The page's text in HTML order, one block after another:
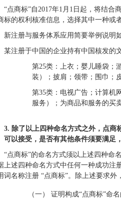
“点商标”自2017年1月1日起，将结
标的权利核准信息，选择其中一种或
新注册与服务体系应用简要举例说明
某注册于中国的企业持有中国核发的
第25类：上衣；婴儿睡袋；
装）；披肩；领带；围巾；
第35类：电视广告；计算机
服务）；为商品和服务的买
3. 除了以上四种命名方式之外，点商
可以接受，是否有其他条件须要满足
“点商标”的命名方式须以上述四种命
上述四种命名方式中任何一种成功注
词名称注册 “点商标”。除上述要求
（一） 证明构成“点商标”命